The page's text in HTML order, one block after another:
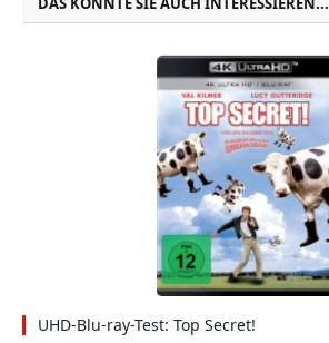
UHD-Blu-ray-Test: Top Secret!